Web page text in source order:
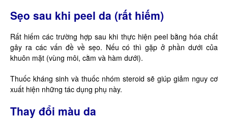
Sẹo sau khi peel da (rất hiếm)
Rất hiếm các trường hợp sau khi thực hiện peel bằng hóa chất
gây ra các vấn đề về sẹo. Nếu có thì gặp ở phần dưới của
khuôn mặt (vùng môi, cằm và hàm dưới).
Thuốc kháng sinh và thuốc nhóm steroid sẽ giúp giảm nguy cơ
xuất hiện những tác dụng phụ này.
Thay đổi màu da